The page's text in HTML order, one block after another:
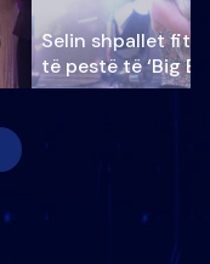
Selin shpallet
të pestë të ‘Big